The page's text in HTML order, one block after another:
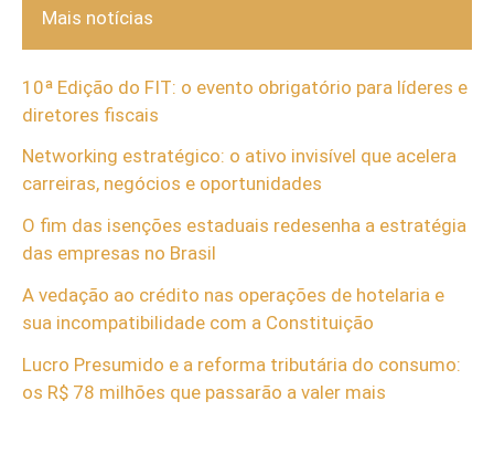
Mais notícias
10ª Edição do FIT: o evento obrigatório para líderes e
diretores fiscais
Networking estratégico: o ativo invisível que acelera
carreiras, negócios e oportunidades
O fim das isenções estaduais redesenha a estratégia
das empresas no Brasil
A vedação ao crédito nas operações de hotelaria e
sua incompatibilidade com a Constituição
Lucro Presumido e a reforma tributária do consumo:
os R$ 78 milhões que passarão a valer mais